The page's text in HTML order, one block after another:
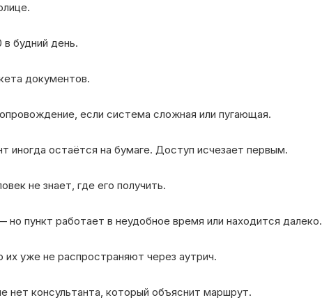
будний день.
документов.
если система сложная или пугающая.
иногда остаётся на бумаге. Доступ исчезает первым.
не знает, где его получить.
пункт работает в неудобное время или находится далеко.
уже не распространяют через аутрич.
консультанта, который объяснит маршрут.